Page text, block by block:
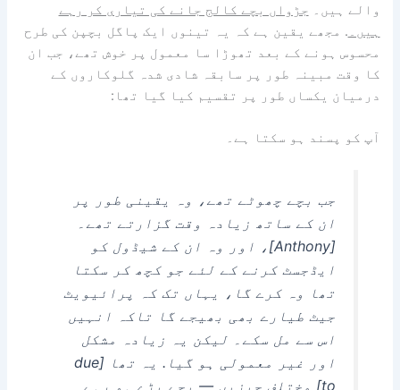
والے ہیں۔ جڑواں بچے کالج جانے کی تیاری کر رہے
ہیں۔ . مجھے یقین ہے کہ یہ تینوں ایک پاگل بچپن کی طرح
محسوس ہونے کے بعد تھوڑا سا معمول پر خوش تھے، جب ان
کا وقت مبینہ طور پر سابقہ ​​شادی شدہ گلوکاروں کے
درمیان یکساں طور پر تقسیم کیا گیا تھا:
آپ کو پسند ہو سکتا ہے۔
جب بچے چھوٹے تھے، وہ یقینی طور پر
ان کے ساتھ زیادہ وقت گزارتے تھے۔
[Anthony]، اور وہ ان کے شیڈول کو
ایڈجسٹ کرنے کے لئے جو کچھ کر سکتا
تھا وہ کرے گا، یہاں تک کہ پرائیویٹ
جیٹ طیارے بھی بھیجے گا تاکہ انہیں
اس سے مل سکے۔ لیکن یہ زیادہ مشکل
اور غیر معمولی ہو گیا. یہ تھا [due
to] مختلف چیزیں — بچے بڑے ہو رہے